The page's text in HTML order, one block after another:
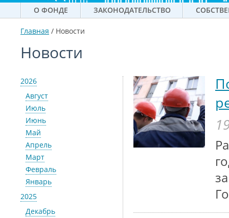
О ФОНДЕ ЗАКОНОДАТЕЛЬСТВО
Главная / Новости
Новости
2026
Август
Июль
Июнь
Май
Апрель
Март
Февраль
Январь
2025
Декабрь